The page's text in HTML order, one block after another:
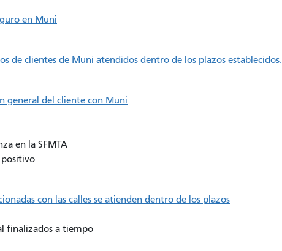
en Muni
de clientes de Muni atendidos dentro de los plazos establecidos.
general del cliente con Muni
en la SFMTA
con las calles se atienden dentro de los plazos
finalizados a tiempo